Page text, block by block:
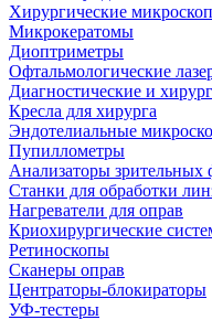
Хирургические
Микрокератомы
Диоптриметры
Офтальмологические
Диагностические и
Кресла для хирурга
Эндотелиальные
Пупиллометры
Анализаторы зрительных
Станки для обработки
Нагреватели для оправ
Криохирургические
Ретиноскопы
Сканеры оправ
Центраторы-блокираторы
УФ-тестеры